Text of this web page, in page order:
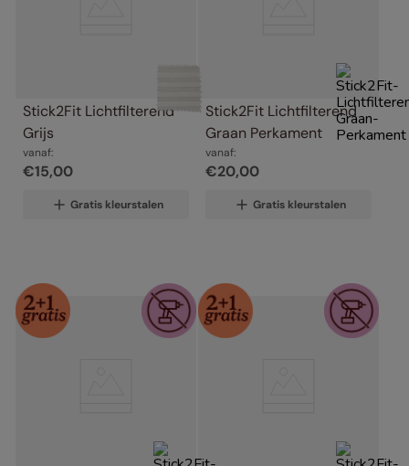
Stick2Fit Lichtfilterend
Grijs
vanaf:
€15,00
Gratis kleurstalen
Stick2Fit Lichtfilterend
Graan Perkament
vanaf:
€20,00
Gratis kleurstalen